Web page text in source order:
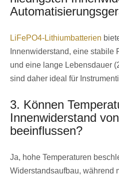
LiFePO4-Lithiumbatterien
Innenwiderstand, eine stabile
und eine lange Lebensdauer
sind daher ideal für
3. Können
Innenwiderstand
beeinflussen?
Ja, hohe Temperaturen
Widerstandsaufbau, während